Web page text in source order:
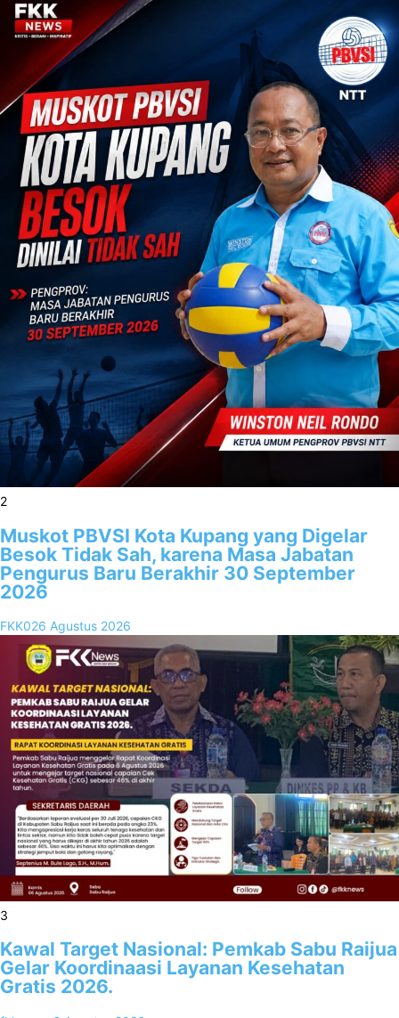
2
Muskot PBVSI Kota Kupang yang Digelar
Besok Tidak Sah, karena Masa Jabatan
Pengurus Baru Berakhir 30 September
2026
FKK026 Agustus 2026
3
Kawal Target Nasional: Pemkab Sabu Raijua
Gelar Koordinaasi Layanan Kesehatan
Gratis 2026.